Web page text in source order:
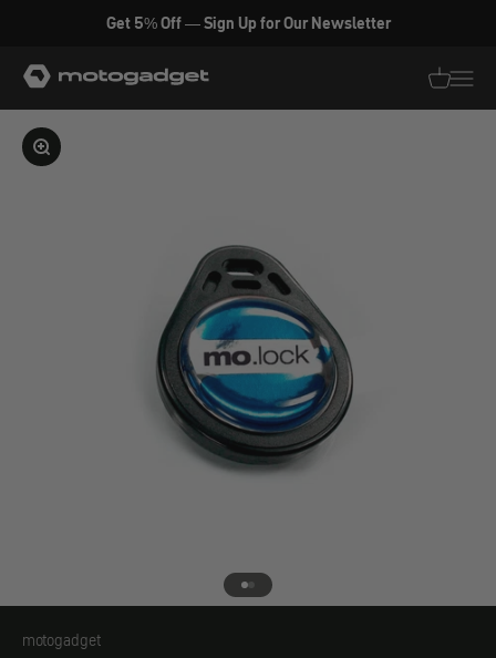
Zum Inhalt springen
Get 5% Off — Sign Up for Our Newsletter
motogadget GmbH
Bild vergrößern
Gehe zu Element 1
Gehe zu Element 2
motogadget